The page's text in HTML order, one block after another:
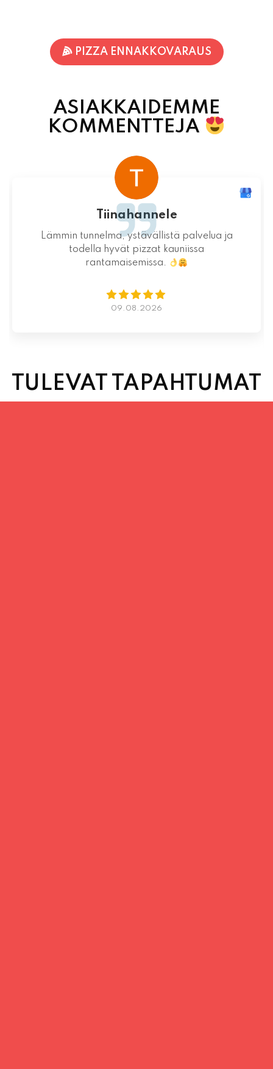
ASIAKKAIDEMME
Terhi Vornanen
Varmuudella Pohjois-Karjalan parhaat pizzat!
Itsessään paikka ei valitettavasti ole
mitenkään idyllinen.